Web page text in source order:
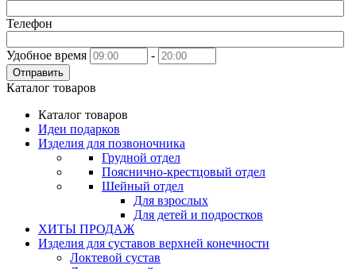
Телефон
Удобное время -
Отправить
Каталог товаров
Каталог товаров
Идеи подарков
Изделия для позвоночника
Грудной отдел
Пояснично-крестцовый отдел
Шейный отдел
Для взрослых
Для детей и подростков
ХИТЫ ПРОДАЖ
Изделия для суставов верхней конечности
Локтевой сустав